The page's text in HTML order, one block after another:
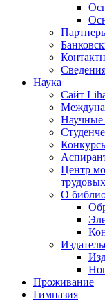
Наука
Сайт
Научные
Центр
О
Проживание
Гимназия